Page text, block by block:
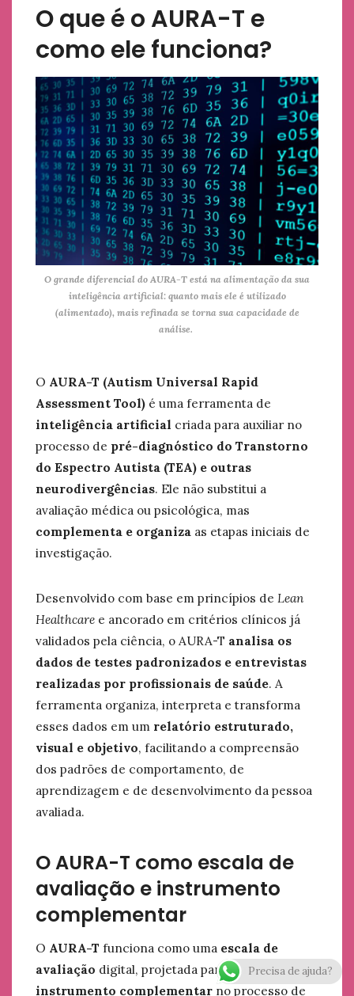
O que é o AURA-T e
como ele funciona?
O grande diferencial do AURA-T está na alimentação da sua
inteligência artificial: quanto mais ele é utilizado
(alimentado), mais refinada se torna sua capacidade de
análise.
O AURA-T (Autism Universal Rapid
Assessment Tool) é uma ferramenta de
inteligência artificial criada para auxiliar no
processo de pré-diagnóstico do Transtorno
do Espectro Autista (TEA) e outras
neurodivergências. Ele não substitui a
avaliação médica ou psicológica, mas
complementa e organiza as etapas iniciais de
investigação.
Desenvolvido com base em princípios de Lean
Healthcare e ancorado em critérios clínicos já
validados pela ciência, o AURA-T analisa os
dados de testes padronizados e entrevistas
realizadas por profissionais de saúde. A
ferramenta organiza, interpreta e transforma
esses dados em um relatório estruturado,
visual e objetivo, facilitando a compreensão
dos padrões de comportamento, de
aprendizagem e de desenvolvimento da pessoa
avaliada.
O AURA-T como escala de
avaliação e instrumento
complementar
O AURA-T funciona como uma escala de
avaliação digital, projetada para ser um
instrumento complementar no processo de
Precisa de ajuda?